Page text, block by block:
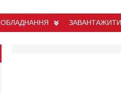
ОБЛАДНАННЯ